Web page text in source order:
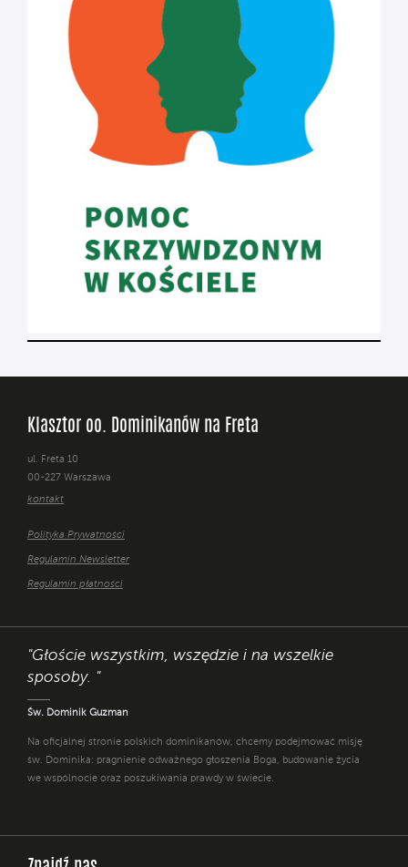
Klasztor oo. Dominikanów na Freta
ul. Freta 10
00-227 Warszawa
kontakt
Polityka Prywatności
Regulamin Newsletter
Regulamin płatności
"Głoście wszystkim, wszędzie i na wszelkie
sposoby. "
Św. Dominik Guzman
Na oficjalnej stronie polskich dominikanów, chcemy podejmować misję
św. Dominika: pragnienie odważnego głoszenia Boga, budowanie życia
we wspólnocie oraz poszukiwania prawdy w świecie.